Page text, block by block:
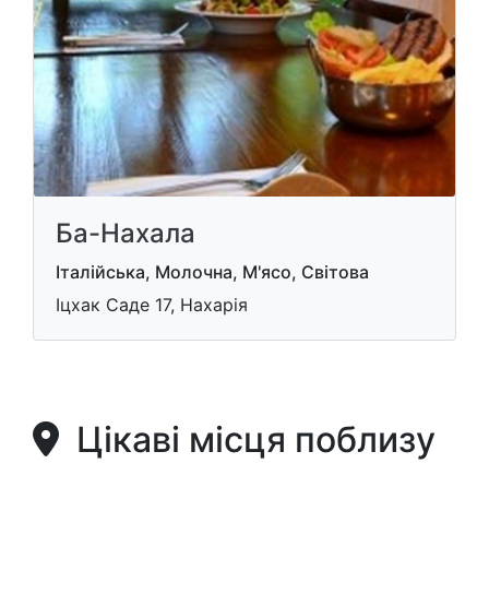
Ба-Нахала
Італійська, Молочна, М'ясо, Світова
Іцхак Саде 17, Нахарія
Цікаві місця поблизу